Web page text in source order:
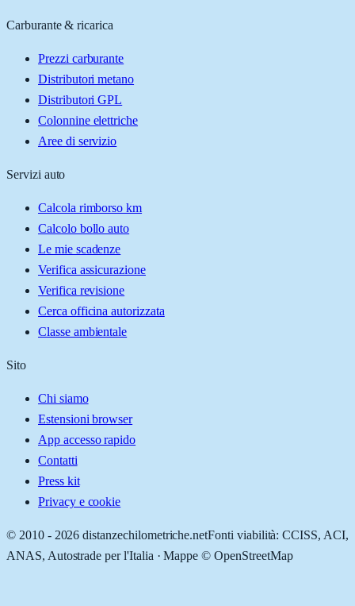
Carburante & ricarica
Prezzi carburante
Distributori metano
Distributori GPL
Colonnine elettriche
Aree di servizio
Servizi auto
Calcola rimborso km
Calcolo bollo auto
Le mie scadenze
Verifica assicurazione
Verifica revisione
Cerca officina autorizzata
Classe ambientale
Sito
Chi siamo
Estensioni browser
App accesso rapido
Contatti
Press kit
Privacy e cookie
© 2010 - 2026 distanzechilometriche.netFonti viabilità: CCISS, ACI,
ANAS, Autostrade per l'Italia · Mappe © OpenStreetMap